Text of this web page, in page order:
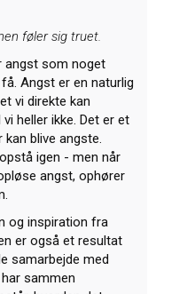
føler sig truet.
angst som noget
Angst er en naturlig
vi direkte kan
heller ikke. Det er et
kan blive angste.
igen - men når
angst, ophører
og inspiration fra
er også et resultat
samarbejde med
sammen